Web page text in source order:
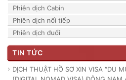
Phiên dịch Cabin
Phiên dịch nối tiếp
Phiên dịch đuổi
TIN TỨC
DỊCH THUẬT HỒ SƠ XIN VISA “DU